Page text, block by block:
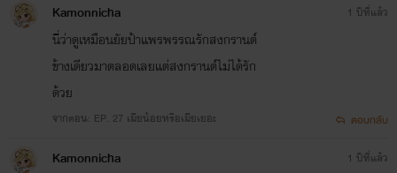
Kamonnicha
นี่ว่าดูเหมือนยัยป้าแพรพรรณรักสงกรานต์
ข้างเดียวมาตลอดเลยแต่สงกรานต์ไม่ได้รัก
ด้วย
จากตอน: EP. 27 เมียน้อยหรือเมียเยอะ
1 ปีที่แล้ว
ตอบกลับ
Kamonnicha 1 ปีที่แล้ว